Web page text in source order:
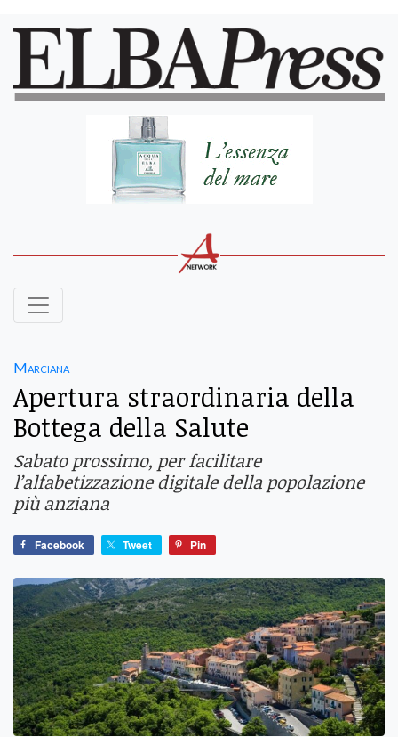
Marciana
Apertura straordinaria della
Bottega della Salute
Sabato prossimo, per facilitare
l’alfabetizzazione digitale della popolazione
più anziana
Facebook Tweet Pin